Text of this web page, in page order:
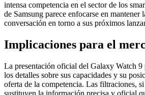
intensa competencia en el sector de los
de Samsung parece enfocarse en mantener
conversación en torno a sus próximos
Implicaciones para el
La presentación oficial del Galaxy Watch 9
los detalles sobre sus capacidades y su
oferta de la competencia. Las filtraciones,
sustituyen la información precisa y oficial